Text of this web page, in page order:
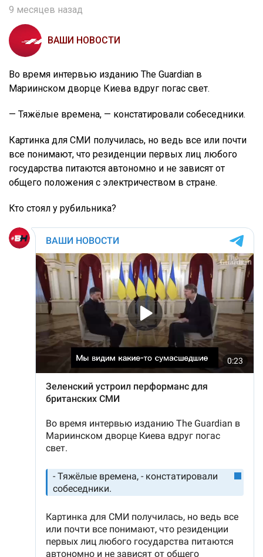
9 месяцев назад
ВАШИ НОВОСТИ
Во время интервью изданию The Guardian в
Мариинском дворце Киева вдруг погас свет.
— Тяжёлые времена, — констатировали собеседники.
Картинка для СМИ получилась, но ведь все или почти
все понимают, что резиденции первых лиц любого
государства питаются автономно и не зависят от
общего положения с электричеством в стране.
Кто стоял у рубильника?